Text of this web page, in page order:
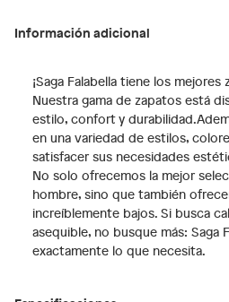
Información adicional
¡Saga Falabella tiene los
Nuestra gama de zapatos está
estilo, confort y
en una variedad de estilos,
satisfacer sus necesidades
No solo ofrecemos la mejor
hombre, sino que también
increíblemente bajos. Si busca
asequible, no busque más: Saga
exactamente lo que necesita.